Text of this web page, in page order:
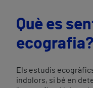
Què es
ecografia?
Els estudis
indolors, si bé en